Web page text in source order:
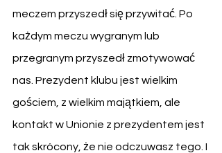
meczem przyszedł się przywitać. Po
każdym meczu wygranym lub
przegranym przyszedł zmotywować
nas. Prezydent klubu jest wielkim
gościem, z wielkim majątkiem, ale
kontakt w Unionie z prezydentem jest
tak skrócony, że nie odczuwasz tego. I